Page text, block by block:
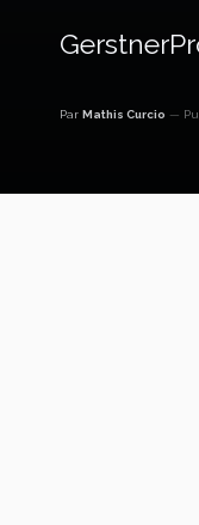
Par Mathis Curcio